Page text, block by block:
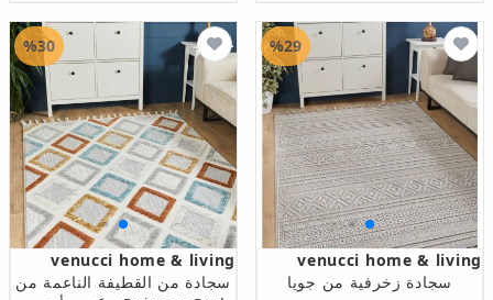
venucci home & living
سجادة زخرفية من جويا
%29
venucci home & living
سجادة من القطيفة الناعمة من
%30